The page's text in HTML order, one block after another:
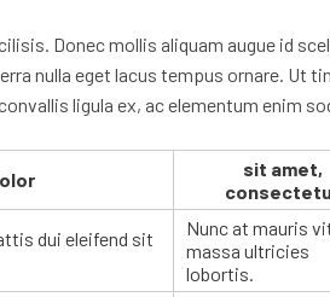
Donec mollis aliquam augue id
nulla eget lacus tempus ornare.
ligula ex, ac elementum enim
sit amet,
dui eleifend sit
Nunc at mauris
massa ultricies
lobortis.